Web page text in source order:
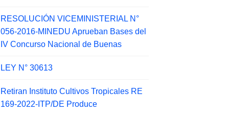
RESOLUCIÓN VICEMINISTERIAL N°
056-2016-MINEDU Aprueban Bases del
IV Concurso Nacional de Buenas
LEY N° 30613
Retiran Instituto Cultivos Tropicales RE
169-2022-ITP/DE Produce